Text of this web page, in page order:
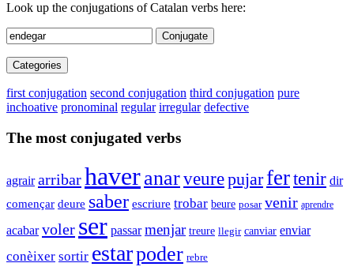
Look up the conjugations of Catalan verbs here:
Conjugate
Categories
first conjugation second conjugation third conjugation pure
inchoative pronominal regular irregular defective
The most conjugated verbs
agrair arribarhaveranarveurepujarfertenir dir
començar deure saber escriure trobar beure posar venir aprendre
acabar voler ser passar menjar treure llegir canviar enviar
conèixer sortir estarpoder rebre